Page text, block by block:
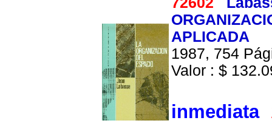
APLICADA
1987, 754
Valor : $
inmediata